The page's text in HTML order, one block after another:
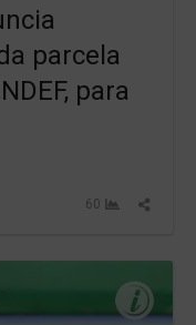
parcela
para
60
Share